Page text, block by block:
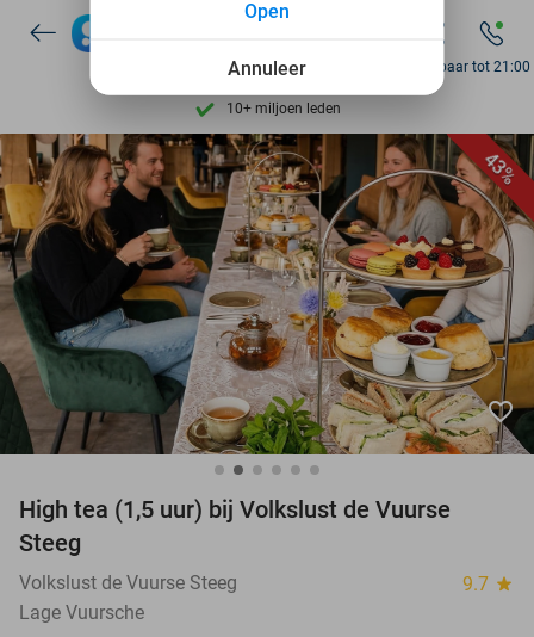
7 dagen per week beschikbaar
10+ miljoen leden
9,4 op basis van
Ontdek 15.000+ deals
7 dagen per week beschikbaar
10+ miljoen leden
Bereikbaar tot 21:00
43%
favorite_border
High tea (1,5 uur) bij Volkslust de Vuurse
Steeg
Volkslust de Vuurse Steeg 9.7 star
Lage Vuursche
Annuleer
Open